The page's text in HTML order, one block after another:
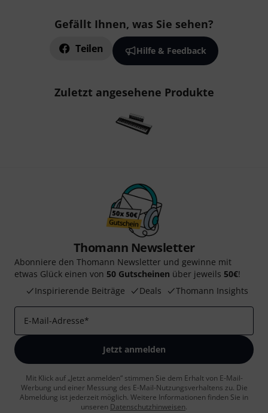
Gefällt Ihnen, was Sie sehen?
Teilen Hilfe & Feedback
Zuletzt angesehene Produkte
Thomann Newsletter
Abonniere den Thomann Newsletter und gewinne mit
etwas Glück einen von 50 Gutscheinen über jeweils 50€!
Inspirierende Beiträge
Deals Thomann Insights
E-Mail-Adresse*
Jetzt anmelden
Mit Klick auf „Jetzt anmelden“ stimmen Sie dem Erhalt von E-Mail-
Werbung und einer Messung des E-Mail-Nutzungsverhaltens zu. Die
Abmeldung ist jederzeit möglich. Weitere Informationen finden Sie in
unseren Datenschutzhinweisen.